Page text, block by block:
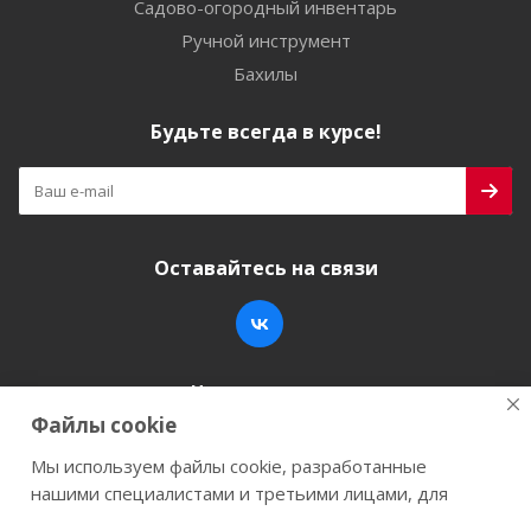
Садово-огородный инвентарь
Ручной инструмент
Бахилы
Будьте всегда в курсе!
Оставайтесь на связи
Наши контакты
+7 (846) 200-05-15
г. Самара, ул. Заводское шоссе, 17
Файлы cookie
Мы используем файлы cookie, разработанные
нашими специалистами и третьими лицами, для